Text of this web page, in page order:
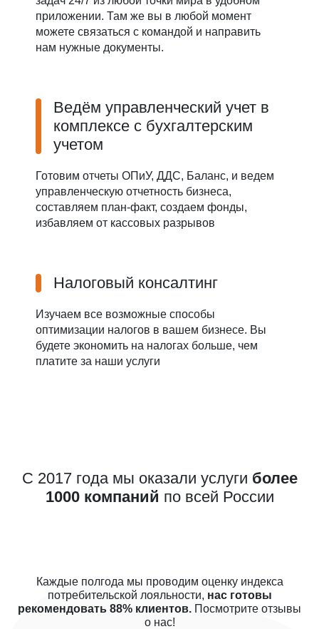
приложении. Там же вы в любой момент
можете связаться с командой и направить
нам нужные документы.
Ведём управленческий учет в
комплексе с бухгалтерским
учетом
Готовим отчеты ОПиУ, ДДС, Баланс, и ведем
управленческую отчетность бизнеса,
составляем план-факт, создаем фонды,
избавляем от кассовых разрывов
Налоговый консалтинг
Изучаем все возможные способы
оптимизации налогов в вашем бизнесе. Вы
будете экономить на налогах больше, чем
платите за наши услуги
С 2017 года мы оказали услуги более
1000 компаний по всей России
Каждые полгода мы проводим оценку индекса
потребительской лояльности, нас готовы
рекомендовать 88% клиентов. Посмотрите отзывы
о нас!